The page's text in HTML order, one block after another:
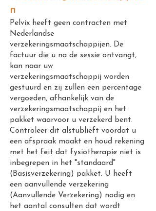
n
Pelvix heeft geen contracten met
Nederlandse
verzekeringsmaatschappijen. De
factuur die u na de sessie ontvangt,
kan naar uw
verzekeringsmaatschappij worden
gestuurd en zij zullen een percentage
vergoeden, afhankelijk van de
verzekeringsmaatschappij en het
pakket waarvoor u verzekerd bent.
Controleer dit alstublieft voordat u
een afspraak maakt en houd rekening
met het feit dat fysiotherapie niet is
inbegrepen in het "standaard"
(Basisverzekering) pakket. U heeft
een aanvullende verzekering
(Aanvullende Verzekering) nodig en
het aantal consulten dat wordt